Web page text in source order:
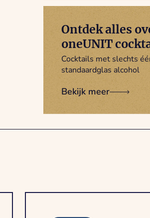
Ontdek alles
oneUNIT
Cocktails met slechts
standaardglas alcohol
Bekijk meer